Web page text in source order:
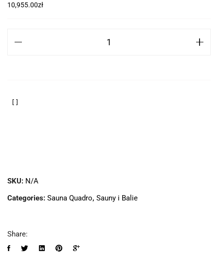
10,955.00zł
SKU: N/A
Categories: Sauna Quadro, Sauny i Balie
Share: